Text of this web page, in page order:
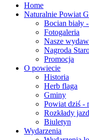
Home
Naturalnie Powiat
Bocian biały
Fotogaleria
Nasze
Nagroda
Promocja
O powiecie
Historia
Herb flaga
Gminy
Powiat dziś -
Rozkłady
Biuletyn
Wydarzenia